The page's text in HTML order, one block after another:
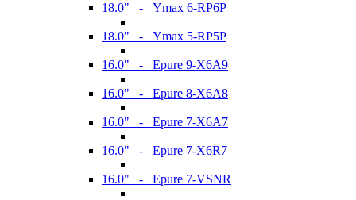
18.0" - Ymax 6-RP6P
18.0" - Ymax 5-RP5P
16.0" - Epure 9-X6A9
16.0" - Epure 8-X6A8
16.0" - Epure 7-X6A7
16.0" - Epure 7-X6R7
16.0" - Epure 7-VSNR